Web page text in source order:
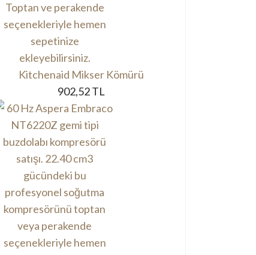
Kitchenaid Mikser Kömürü
902,52 TL